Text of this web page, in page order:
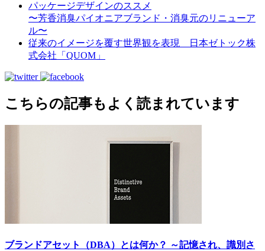
パッケージデザインのススメ
〜芳香消臭パイオニアブランド・消臭元のリニューア
ル〜
従来のイメージを覆す世界観を表現 日本ゼトック株
式会社「QUOM」
こちらの記事もよく読まれています
ブランドアセット（DBA）とは何か？ ～記憶され、識別さ